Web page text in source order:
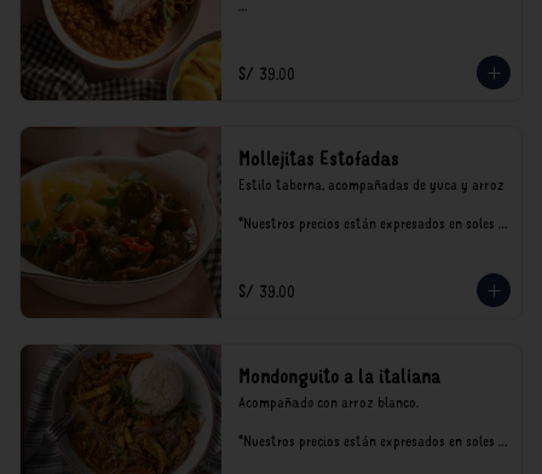
consumo.
S/ 39.00
Mollejitas Estofadas
Estilo taberna, acompañadas de yuca y arroz
*Nuestros precios están expresados en soles e
S/ 39.00
Mondonguito a la italiana
Acompañado con arroz blanco.
*Nuestros precios están expresados en soles e